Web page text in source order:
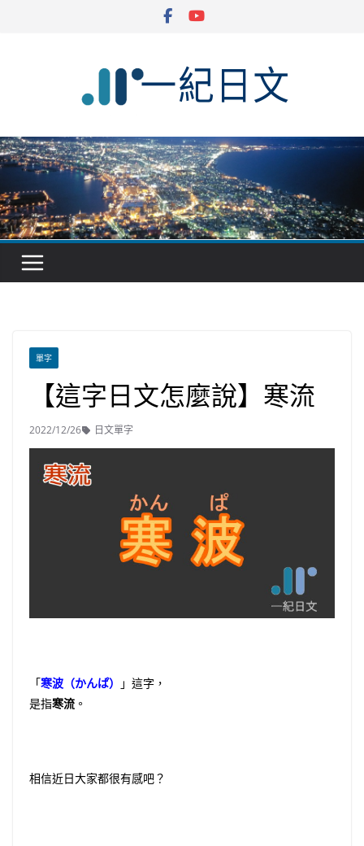
單字
【這字日文怎麼說】寒流
2022/12/26 日文單字
「寒波（かんぱ）
」這字，
是指寒流 。
相信近日大家都很有感吧？